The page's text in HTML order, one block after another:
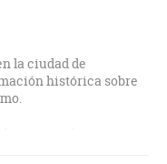
la ciudad de
histórica sobre
de este